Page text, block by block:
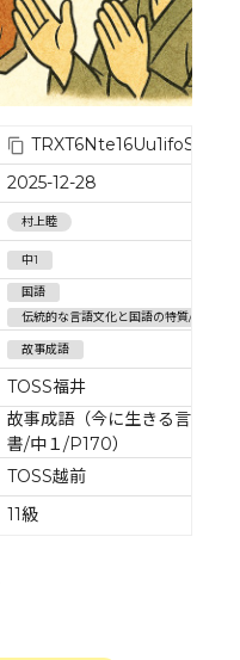
TRXT6Nte16Uu1ifoSW1h
2025-12-28
村上睦
中1
国語
伝統的な言語文化と国語の特質/伝統的
故事成語
TOSS福井
故事成語（今に生きる言葉）
書/中１/P170）
TOSS越前
11級